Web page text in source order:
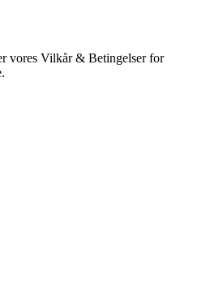
vores Vilkår & Betingelser for